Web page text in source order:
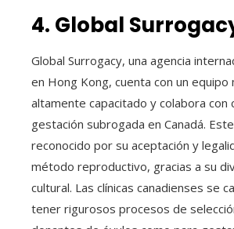
4. Global
Global Surrogacy, una agencia
en Hong Kong, cuenta con un equipo
altamente capacitado y colabora con
gestación subrogada en Canadá.
reconocido por su aceptación y
método reproductivo, gracias a su
cultural. Las clínicas canadienses se
tener rigurosos procesos de